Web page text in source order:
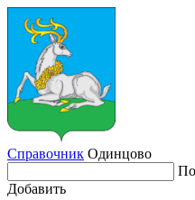
Справочник Одинцово
Добавить